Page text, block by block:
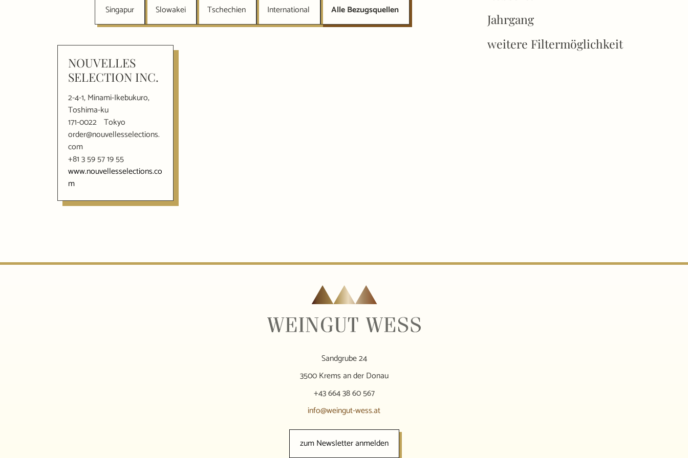
Singapur Slowakei Tschechien International Alle Bezugsquellen
NOUVELLES
SELECTION INC.
2-4-1, Minami-Ikebukuro,
Toshima-ku
171-0022 Tokyo
order@nouvellesselections.
com
+81 3 59 57 19 55
www.nouvellesselections.co
m
Jahrgang
weitere Filtermöglichkeit
Sandgrube 24
3500 Krems an der Donau
+43 664 38 60 567
info@weingut-wess.at
zum Newsletter anmelden